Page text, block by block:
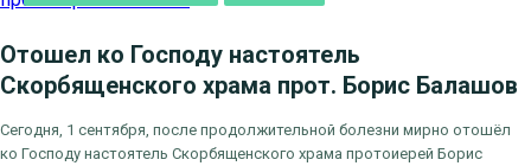
Отошел ко Господу настоятель
Скорбященского храма прот. Борис Балашов
Сегодня, 1 сентября, после продолжительной болезни мирно отошёл
ко Господу настоятель Скорбященского храма протоиерей Борис